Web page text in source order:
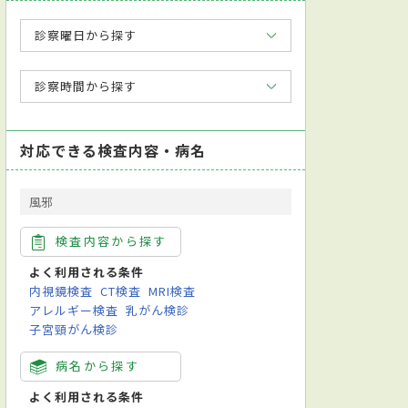
診察曜日から探す
診察時間から探す
対応できる検査内容・病名
風邪
検査内容から探す
よく利用される条件
内視鏡検査 CT検査 MRI検査
アレルギー検査 乳がん検診
子宮頸がん検診
病名から探す
よく利用される条件